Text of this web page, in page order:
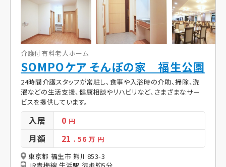
介護付有料老人ホーム
SOMPOケア そんぽの家 福生公園
24時間介護スタッフが常駐し、食事や入浴時の介助、掃除、洗
濯などの生活支援、健康相談やリハビリなど、さまざまなサー
ビスを提供しています。
入居 0 円
月額 21 . 56万 円
東京都 福生市 熊川853-3